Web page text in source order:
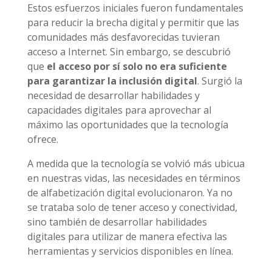
Estos esfuerzos iniciales fueron fundamentales
para reducir la brecha digital y permitir que las
comunidades más desfavorecidas tuvieran
acceso a Internet. Sin embargo, se descubrió
que el acceso por sí solo no era suficiente
para garantizar la inclusión digital. Surgió la
necesidad de desarrollar habilidades y
capacidades digitales para aprovechar al
máximo las oportunidades que la tecnología
ofrece.
A medida que la tecnología se volvió más ubicua
en nuestras vidas, las necesidades en términos
de alfabetización digital evolucionaron. Ya no
se trataba solo de tener acceso y conectividad,
sino también de desarrollar habilidades
digitales para utilizar de manera efectiva las
herramientas y servicios disponibles en línea.